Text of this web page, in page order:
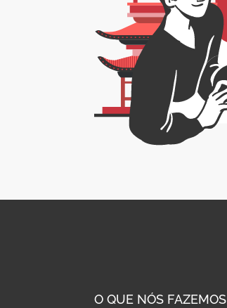
O QUE NÓS FAZEMOS